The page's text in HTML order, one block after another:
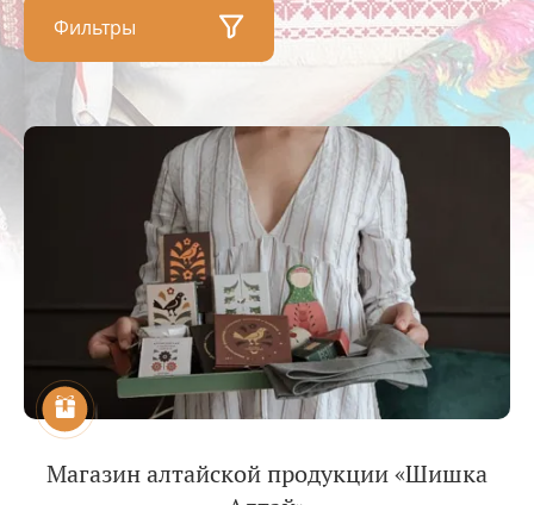
Фильтры
Магазин алтайской продукции «Шишка